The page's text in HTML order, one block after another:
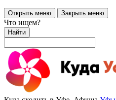
Открыть меню Закрыть меню
Что ищем?
Найти